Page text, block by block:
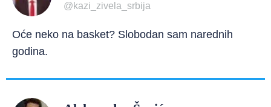
@kazi_zivela_srbija
Oće neko na basket? Slobodan sam narednih
godina.